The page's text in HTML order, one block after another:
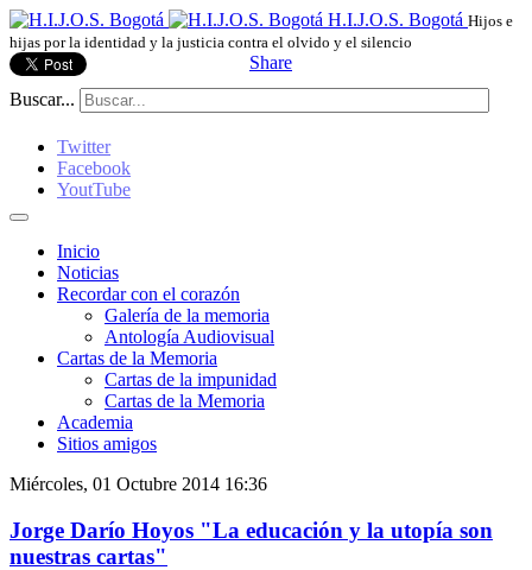
H.I.J.O.S. Bogotá Hijos e
hijas por la identidad y la justicia contra el olvido y el silencio
Share
Buscar...
Twitter
Facebook
YoutTube
Inicio
Noticias
Recordar con el corazón
Galería de la memoria
Antología Audiovisual
Cartas de la Memoria
Cartas de la impunidad
Cartas de la Memoria
Academia
Sitios amigos
Miércoles, 01 Octubre 2014 16:36
Jorge Darío Hoyos "La educación y la utopía son
nuestras cartas"